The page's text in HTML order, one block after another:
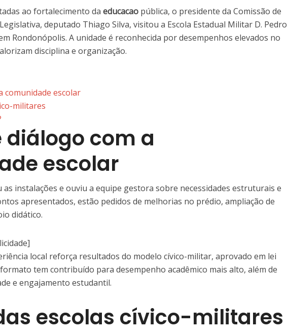
ao fortalecimento da educacao pública, o presidente da Comissão de
deputado Thiago Silva, visitou a Escola Estadual Militar D. Pedro
Rondonópolis. A unidade é reconhecida por desempenhos elevados no
disciplina e organização.
comunidade escolar
militares
diálogo com a
escolar
instalações e ouviu a equipe gestora sobre necessidades estruturais e
apresentados, estão pedidos de melhorias no prédio, ampliação de
didático.
local reforça resultados do modelo cívico-militar, aprovado em lei
tem contribuído para desempenho acadêmico mais alto, além de
e engajamento estudantil.
escolas cívico-militares